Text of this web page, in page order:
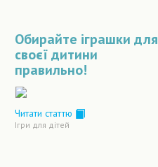
Обирайте іграшки для
своєї дитини
правильно!
Читати статтю
Ігри для дітей